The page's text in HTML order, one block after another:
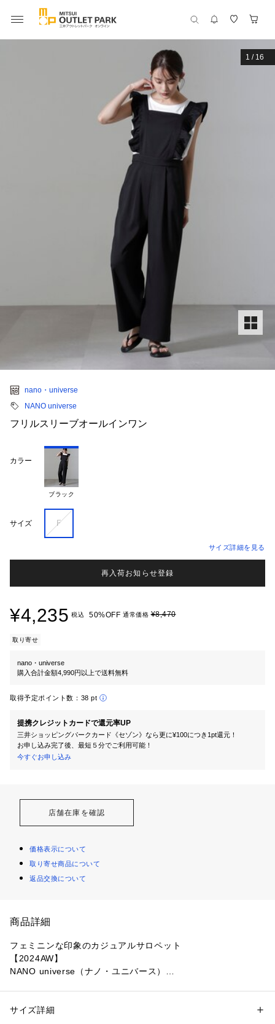
1 / 16
nano・universe
NANO universe
フリルスリーブオールインワン
カラー
ブラック
サイズ Ｆ
サイズ詳細を見る
再入荷お知らせ登録
¥4,235 税込 50%OFF 通常価格¥8,470
取り寄せ
nano・universe
購入合計金額4,990円以上で送料無料
取得予定ポイント数： 38 pt
提携クレジットカードで還元率UP
三井ショッピングパークカード《セゾン》なら更に¥100につき1pt還元！
お申し込み完了後、最短５分でご利用可能！
今すぐお申し込み
店舗在庫を確認
価格表示について
取り寄せ商品について
返品交換について
商品詳細
フェミニンな印象のカジュアルサロペット
【2024AW】
NANO universe（ナノ・ユニバース）
女性らしいフェミニンな印象のサロペット。ショルダーに入っ
性別：レディース
サイズ詳細